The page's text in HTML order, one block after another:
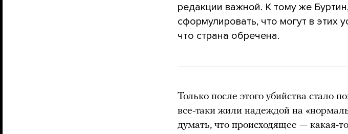
редакции важной. К тому же
сформулировать, что могут в этих
что страна обречена.
Только после этого убийства стало
все-таки жили надеждой на
думать, что происходящее — какая-